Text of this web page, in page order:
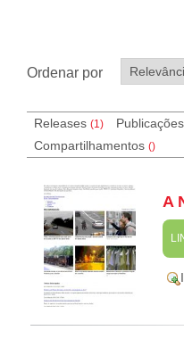
Ordenar por
Releases (1) Publicações
Compartilhamentos ()
A